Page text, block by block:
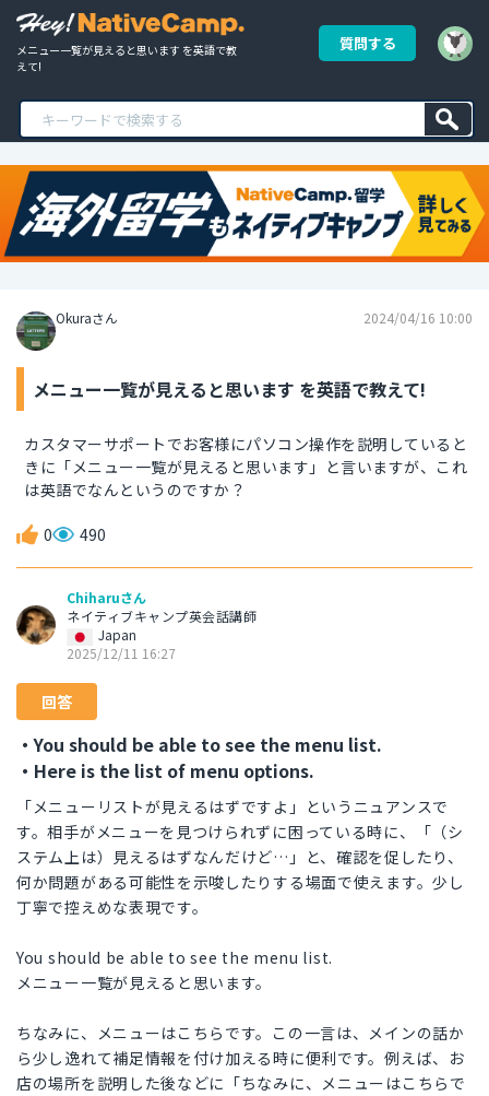
メニュー一覧が見えると思います を英語で教
えて!
質問する
Okuraさん 2024/04/16 10:00
メニュー一覧が見えると思います を英語で教えて!
カスタマーサポートでお客様にパソコン操作を説明していると
きに「メニュー一覧が見えると思います」と言いますが、これ
は英語でなんというのですか？
0 490
Chiharuさん
ネイティブキャンプ英会話講師
Japan
2025/12/11 16:27
回答
・You should be able to see the menu list.
・Here is the list of menu options.
「メニューリストが見えるはずですよ」というニュアンスで
す。相手がメニューを見つけられずに困っている時に、「（シ
ステム上は）見えるはずなんだけど…」と、確認を促したり、
何か問題がある可能性を示唆したりする場面で使えます。少し
丁寧で控えめな表現です。
You should be able to see the menu list.
メニュー一覧が見えると思います。
ちなみに、メニューはこちらです。この一言は、メインの話か
ら少し逸れて補足情報を付け加える時に便利です。例えば、お
店の場所を説明した後などに「ちなみに、メニューはこちらで